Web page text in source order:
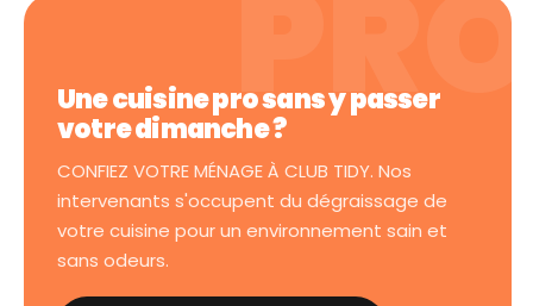
Une cuisine pro sans y passer
votre dimanche ?
CONFIEZ VOTRE MÉNAGE À CLUB TIDY. Nos
intervenants s'occupent du dégraissage de
votre cuisine pour un environnement sain et
sans odeurs.